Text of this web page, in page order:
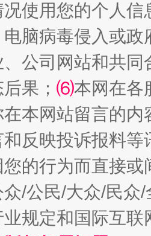
使用您的个人
脑病毒侵入或
公司网站和共
果； ⑹本网在各
在本网站留言的内
反映投诉报料
的行为而直接
众/公民/大众/民
规定和国际互